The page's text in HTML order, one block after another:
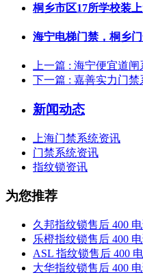
桐乡市区17所学校装
海宁电梯门禁，桐乡
上一篇 : 海宁便宜道
下一篇 : 嘉善实力门
新闻动态
上海门禁系统资讯
门禁系统资讯
指纹锁资讯
为您推荐
久邦指纹锁售后 400
乐橙指纹锁售后 400
ASL 指纹锁售后 400
大华指纹锁售后 400